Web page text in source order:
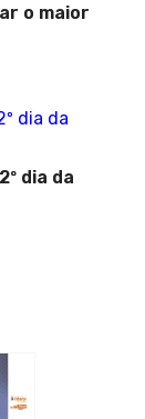
o maior
dia da